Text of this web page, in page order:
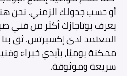
أو حسب جدولك الزمني. نحن
يعرف بوتاجازك أكثر من فني
المعتمد لدى إكسبرتس. ثق
ممكنة يوميًا، بأيدي خبراء
سريعة وموثوقة.